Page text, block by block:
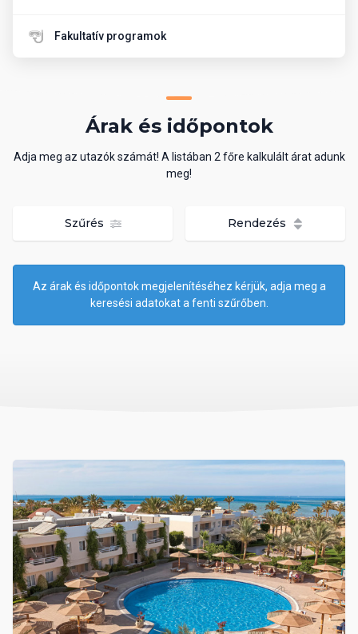
Fakultatív programok
Árak és időpontok
Adja meg az utazók számát! A listában 2 főre kalkulált árat adunk
meg!
Szűrés Rendezés
Az árak és időpontok megjelenítéséhez kérjük, adja meg a
keresési adatokat a fenti szűrőben.